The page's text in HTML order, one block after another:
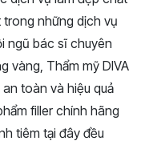
những dịch vụ
ngũ bác sĩ chuyên
vàng, Thẩm mỹ DIVA
toàn và hiệu quả
filler chính hãng
tiêm tại đây đều